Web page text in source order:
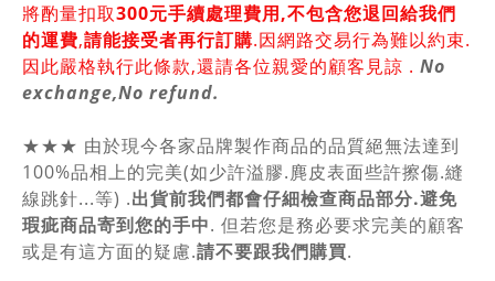
將酌量扣取300元手續處理費用,不包含您退回給我們
的運費,請能接受者再行訂購.因網路交易行為難以約束.
因此嚴格執行此條款,還請各位親愛的顧客見諒 . No
exchange,No refund.
★★★ 由於現今各家品牌製作商品的品質絕無法達到
100%品相上的完美(如少許溢膠.麂皮表面些許擦傷.縫
線跳針...等) .出貨前我們都會仔細檢查商品部分.避免
瑕疵商品寄到您的手中. 但若您是務必要求完美的顧客
或是有這方面的疑慮.請不要跟我們購買.